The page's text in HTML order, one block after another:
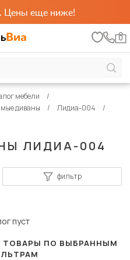
Цены еще ниже!
0
ЛИДИА-004
мебели
диваны
Лидиа-004
фильтр
ПО ВЫБРАННЫМ